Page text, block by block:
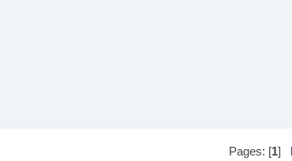
Pages: [1]